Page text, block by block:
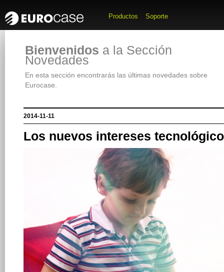
Productos Soporte
Bienvenidos a la Sección
Novedades
En esta sección encontrarás las últimas novedades sobre
Eurocase.
2014-11-11
Los nuevos intereses